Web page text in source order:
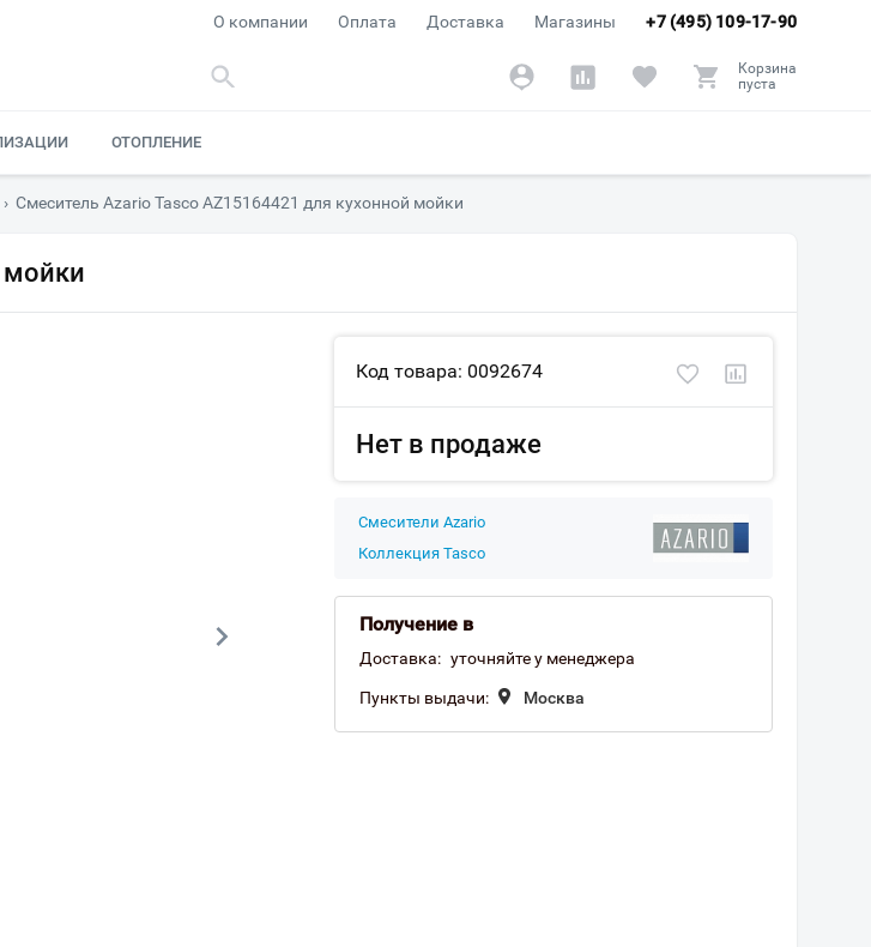
+7 (495) 109-17-90
О компании Оплата Доставка Магазины
Корзина
пуста
ОТОПЛЕНИЕ
› Смеситель Azario Tasco AZ15164421 для кухонной мойки
мойки
Код товара: 0092674
Нет в продаже
Смесители Azario
Коллекция Tasco
Получение в
Доставка: уточняйте у менеджера
Пункты выдачи: Москва